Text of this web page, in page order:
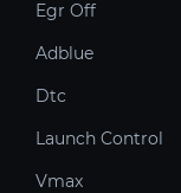
Egr Off
Adblue
Dtc
Launch Control
Vmax